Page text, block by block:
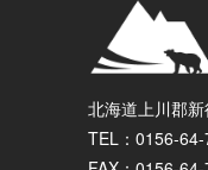
北海道上川郡
TEL：0156-